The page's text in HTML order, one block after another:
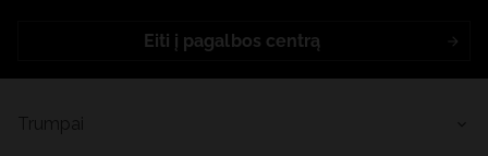
Eiti į pagalbos centrą